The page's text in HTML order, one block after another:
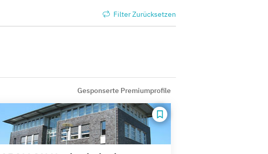
Filter Zurücksetzen
Gesponserte Premiumprofile